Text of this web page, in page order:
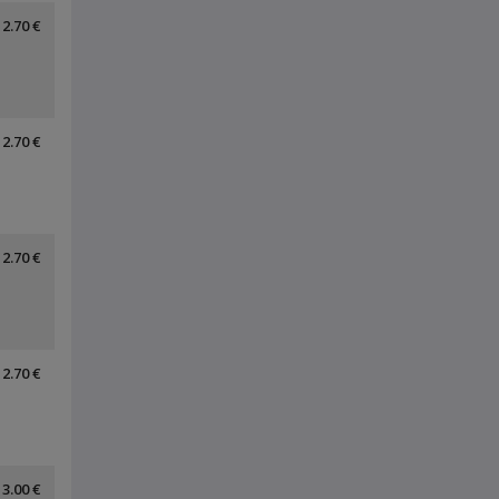
2.70 €
2.70 €
2.70 €
2.70 €
3.00 €